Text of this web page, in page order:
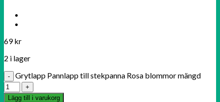
69kr
2 i lager
Grytlapp Pannlapp till stekpanna Rosa blommor mängd
Lägg till i varukorg